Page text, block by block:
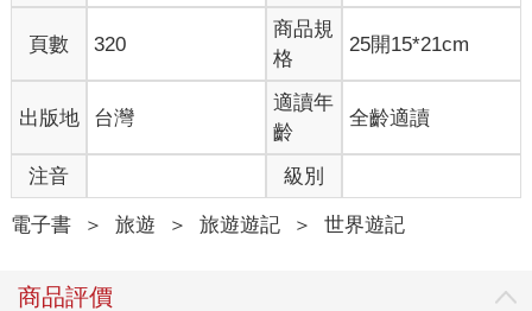
在腰上而不是臀部，不然身體會受傷！
6. 選背包時也須考慮重量，我們的背包容量四十公升，重一．四
■絕對不可缺的旅行收納袋！
大小合宜的收納袋是打包必須品，不只能保持背包內部整潔，也
能輕易地把所有衣服壓縮到單一大小。收納袋內所有衣服都要用
捲的，才可有效減少體積。
頁數 320
商品規
格
25開15*21cm
出版地 台灣
適讀年
齡
全齡適讀
注音 級別
電子書 ＞ 旅遊 ＞ 旅遊遊記 ＞ 世界遊記
商品評價